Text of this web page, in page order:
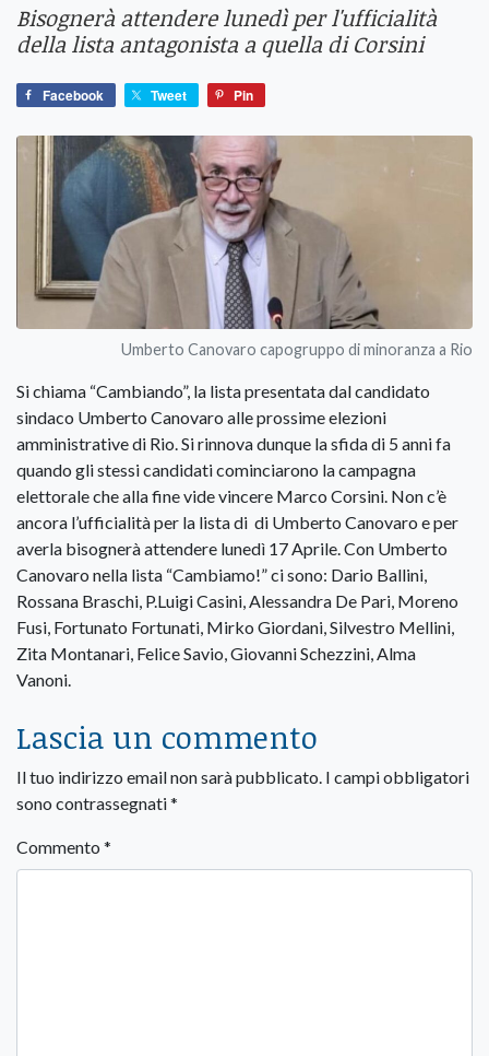
Bisognerà attendere lunedì per l'ufficialità
della lista antagonista a quella di Corsini
Facebook Tweet Pin
Umberto Canovaro capogruppo di minoranza a Rio
Si chiama “Cambiando”, la lista presentata dal candidato
sindaco Umberto Canovaro alle prossime elezioni
amministrative di Rio. Si rinnova dunque la sfida di 5 anni fa
quando gli stessi candidati cominciarono la campagna
elettorale che alla fine vide vincere Marco Corsini. Non c’è
ancora l’ufficialità per la lista di di Umberto Canovaro e per
averla bisognerà attendere lunedì 17 Aprile. Con Umberto
Canovaro nella lista “Cambiamo!” ci sono: Dario Ballini,
Rossana Braschi, P.Luigi Casini, Alessandra De Pari, Moreno
Fusi, Fortunato Fortunati, Mirko Giordani, Silvestro Mellini,
Zita Montanari, Felice Savio, Giovanni Schezzini, Alma
Vanoni.
Lascia un commento
Il tuo indirizzo email non sarà pubblicato. I campi obbligatori
sono contrassegnati*
Commento *